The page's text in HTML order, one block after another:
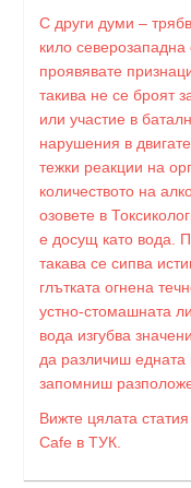
С други думи –
кило
проявявате
такива не се броят
или участие в
нарушения в
тежки реакции на
количеството на
озовете в
е досущ като вода.
такава се сипва
глътката огнена
устно-стомашната
вода изгубва
да различиш едната
запомниш
Вижте цялата
Cafe в ТУК.